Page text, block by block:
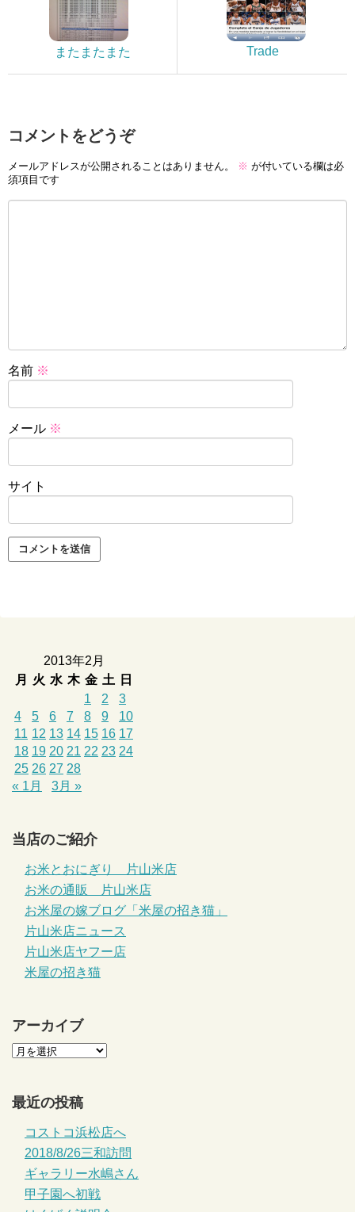
またまたまた Trade
コメントをどうぞ
メールアドレスが公開されることはありません。 ※ が付いている欄は必
須項目です
名前 ※
メール ※
サイト
2013年2月
月
火 水 木 金 土
日
1
2
3
4
5 6 7 8 9
10
11 12 13 14 15 16 17
18 19 20 21 22 23 24
25 26 27 28
« 1月
3月 »
当店のご紹介
お米とおにぎり 片山米店
お米の通販 片山米店
お米屋の嫁ブログ「米屋の招き猫」
片山米店ニュース
片山米店ヤフー店
米屋の招き猫
アーカイブ
最近の投稿
コストコ浜松店へ
2018/8/26三和訪問
ギャラリー水嶋さん
甲子園へ初戦